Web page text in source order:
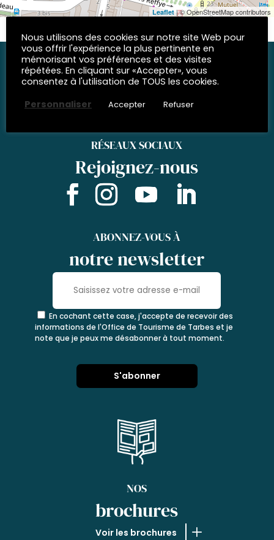
Leaflet| © OpenStreetMap contributors
RÉSEAUX SOCIAUX
Rejoignez-nous
ABONNEZ-VOUS À
notre newsletter
En cochant cette case, j'accepte de recevoir des
informations de l'Office de Tourisme de Tarbes et je
note que je peux me désabonner à tout moment.
NOS
brochures
Voir les brochures
Nous utilisons des cookies sur notre site Web pour
vous offrir l'expérience la plus pertinente en
mémorisant vos préférences et des visites
répétées. En cliquant sur «Accepter», vous
consentez à l'utilisation de TOUS les cookies.
Personnaliser
Accepter Refuser